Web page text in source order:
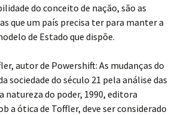
do conceito de nação, são as
que um país precisa ter para manter a
de Estado que dispõe.
autor de Powershift: As mudanças do
sociedade do século 21 pela análise das
natureza do poder, 1990, editora
a ótica de Toffler, deve ser considerado